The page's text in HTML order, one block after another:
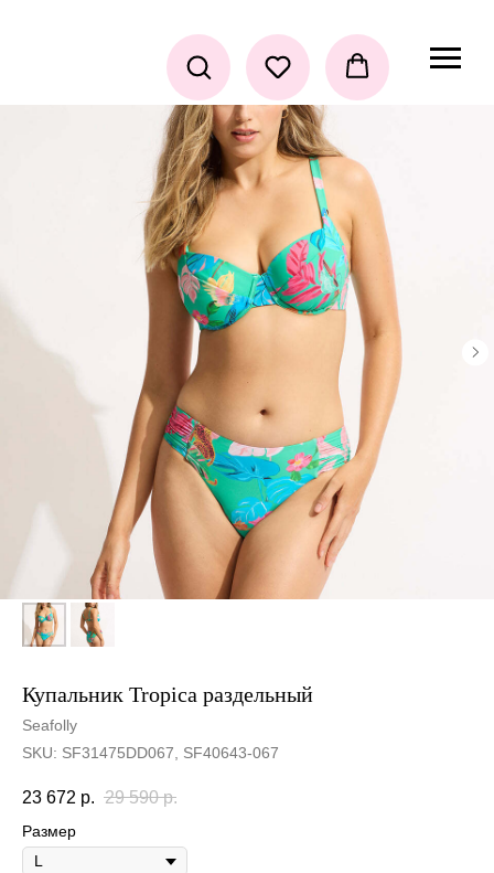
Купальник Tropica раздельный
Seafolly
SKU: SF31475DD067, SF40643-067
23 672 р. 29 590 р.
Размер